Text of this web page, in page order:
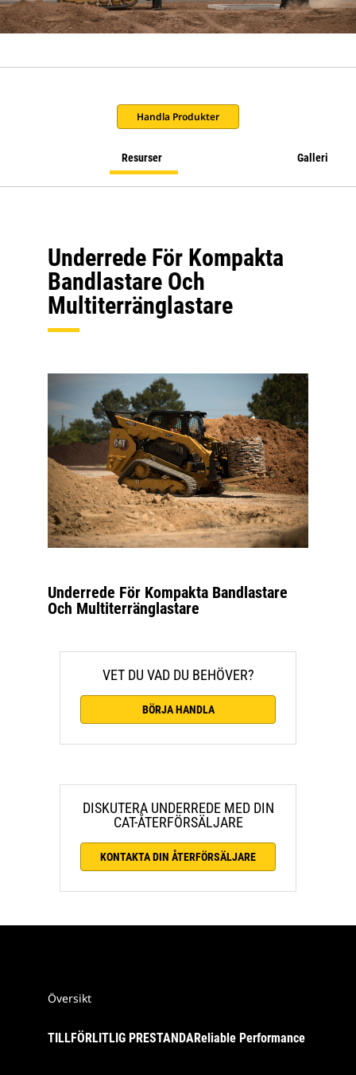
Handla Produkter
Resurser Galleri
Underrede För Kompakta
Bandlastare Och
Multiterränglastare
Underrede För Kompakta Bandlastare
Och Multiterränglastare
VET DU VAD DU BEHÖVER?
BÖRJA HANDLA
DISKUTERA UNDERREDE MED DIN
CAT-ÅTERFÖRSÄLJARE
KONTAKTA DIN ÅTERFÖRSÄLJARE
Översikt
TILLFÖRLITLIG PRESTANDAReliable Performance